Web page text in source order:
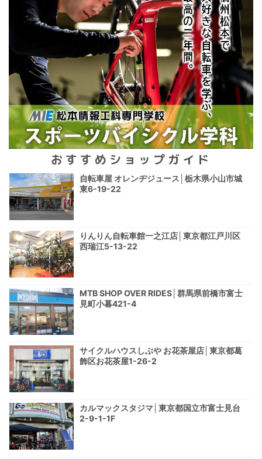
おすすめショップガイド
自転車屋 オレンヂジュース│栃木県小山市城
東6-19-22
りんりん自転車館一之江店│東京都江戸川区
西瑞江5-13-22
MTB SHOP OVER RIDES│群馬県前橋市富士
見町小暮421-4
サイクルハウスしぶや お花茶屋店│東京都葛
飾区お花茶屋1-26-2
カルマックスタジマ│東京都国立市富士見台
2-9-1-1F